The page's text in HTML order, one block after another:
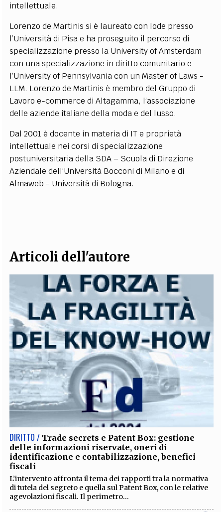
intellettuale.
Lorenzo de Martinis si è laureato con lode presso
l’Università di Pisa e ha proseguito il percorso di
specializzazione presso la University of Amsterdam
con una specializzazione in diritto comunitario e
l’University of Pennsylvania con un Master of Laws -
LLM. Lorenzo de Martinis è membro del Gruppo di
Lavoro e-commerce di Altagamma, l’associazione
delle aziende italiane della moda e del lusso.
Dal 2001 è docente in materia di IT e proprietà
intellettuale nei corsi di specializzazione
postuniversitaria della SDA – Scuola di Direzione
Aziendale dell’Università Bocconi di Milano e di
Almaweb - Università di Bologna.
Articoli dell'autore
DIRITTO / Trade secrets e Patent Box: gestione
delle informazioni riservate, oneri di
identificazione e contabilizzazione, benefici
fiscali
L’intervento affronta il tema dei rapporti tra la normativa
di tutela del segreto e quella sul Patent Box, con le relative
agevolazioni fiscali. Il perimetro...